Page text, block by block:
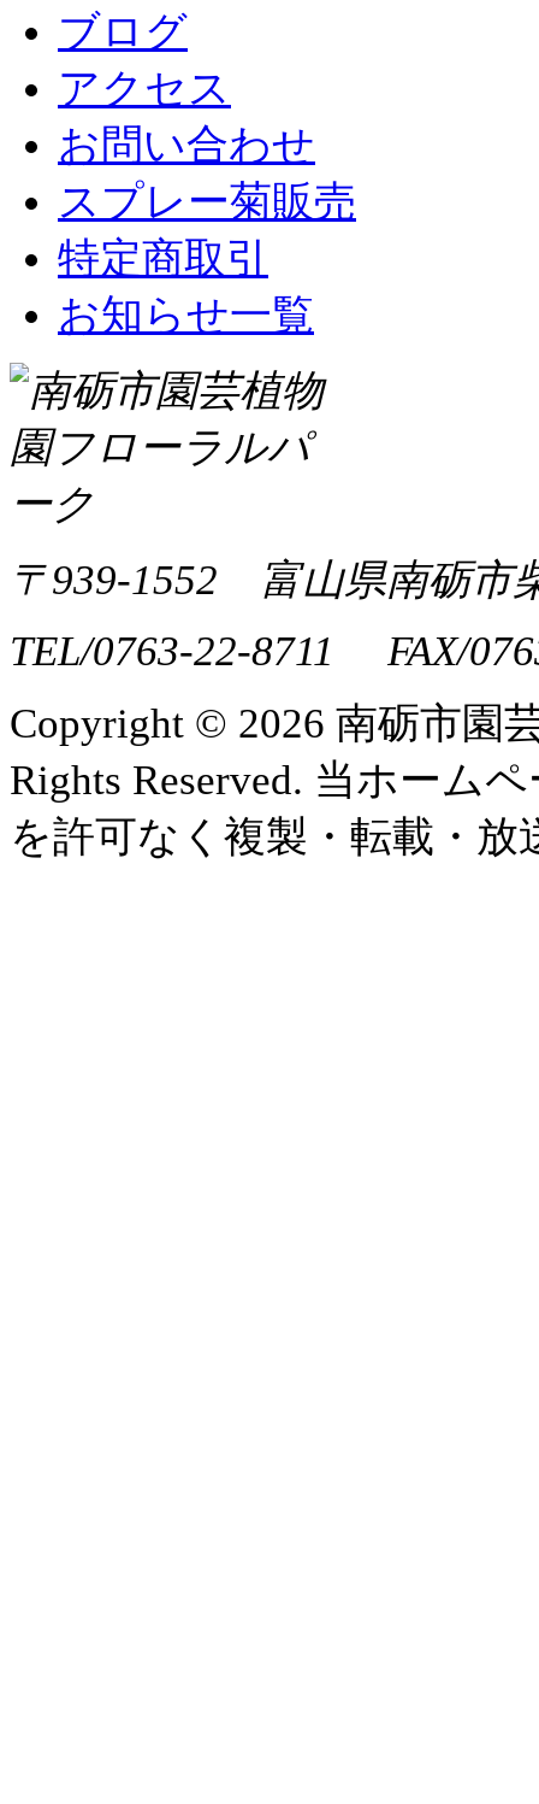
ブログ
アクセス
お問い合わせ
スプレー菊販売
特定商取引
お知らせ一覧
〒939-1552 富山県南砺市
TEL/0763-22-8711 FAX/
Copyright © 2026 南砺市園
Rights Reserved. 当ホーム
を許可なく複製・転載・